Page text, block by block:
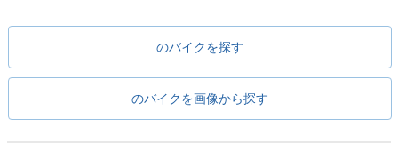
のバイクを探す
のバイクを画像から探す